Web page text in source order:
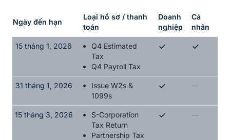
Các hạn nộp thuế quan trọng sắp tới
Ngày đến hạn
Loại hồ sơ / thanh
toán
Doanh
nghiệp
Cá
nhân
15 tháng 1, 2026
Q4 Estimated
Tax
Q4 Payroll Tax
31 tháng 1, 2026
Issue W2s &
1099s
—
15 tháng 3, 2026
S-Corporation
Tax Return
Partnership Tax
—